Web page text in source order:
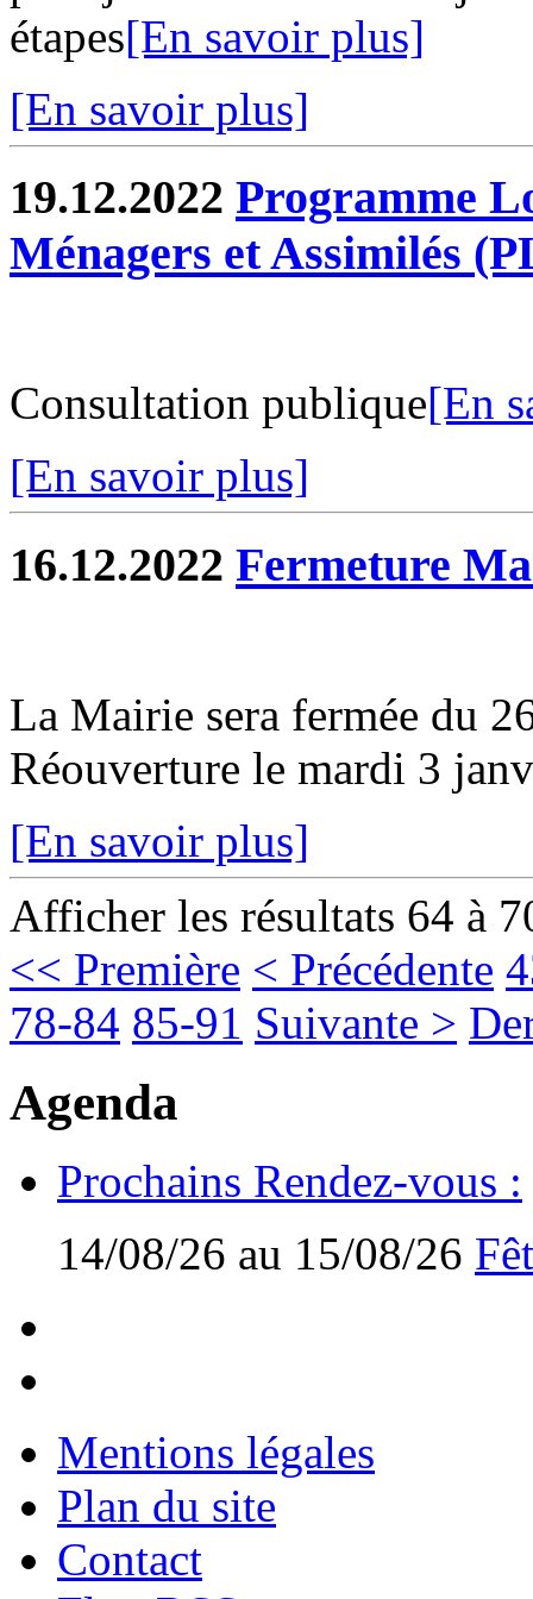
étapes[En savoir plus]
[En savoir plus]
19.12.2022 Programme
Ménagers et Assimilés
Consultation publique[En
[En savoir plus]
16.12.2022 Fermeture
La Mairie sera fermée du
Réouverture le mardi 3
[En savoir plus]
Afficher les résultats 64 à
<< Première < Précédente
78-84 85-91 Suivante >
Agenda
Prochains Rendez-vous :
14/08/26 au 15/08/26
Mentions légales
Plan du site
Contact